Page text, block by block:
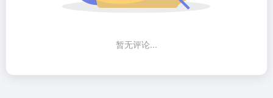
暂无评论...